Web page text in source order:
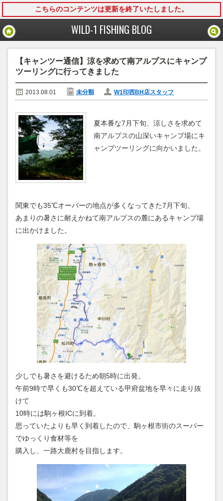
こちらのコンテンツは更新を終了いたしました。
WILD-1 FISHING BLOG
【キャンツー通信】涼を求めて南アルプスにキャンプ
ツーリングに行ってきました
2013.08.01 未分類 W1印西BH店スタッフ
夏本番な7月下旬、涼しさを求めて
南アルプスの山深いキャンプ場にキ
ャンプツーリングに向かいました。
関東でも35℃オーバーの地点が多くなってきた7月下旬、
あまりの暑さに耐えかねて南アルプスの麓にあるキャンプ場
に出かけました。
少しでも暑さを避けるため朝5時に出発。
午前9時で早くも30℃を超えている甲府盆地を早々に走り抜
けて
10時には駒ヶ根ICに到着。
思っていたよりも早く到着したので、駒ヶ根市街のスーパー
でゆっくり食材等を
購入し、一路大鹿村を目指します。
モバイル PC